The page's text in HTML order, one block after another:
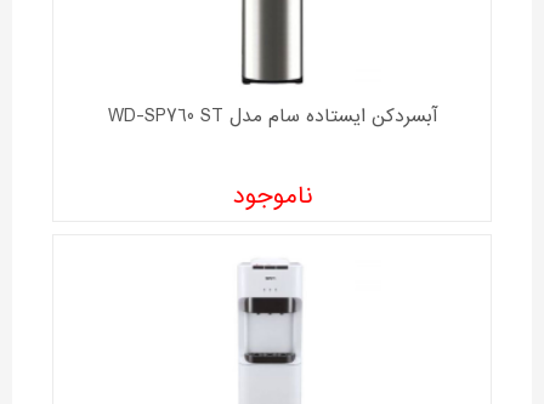
آبسردکن ایستاده سام مدل WD-SP760 ST
ناموجود